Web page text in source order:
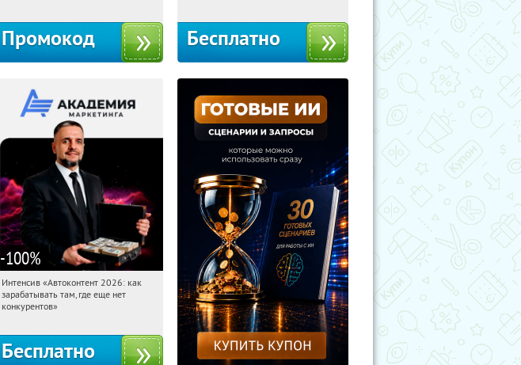
Промокод Бесплатно
-100%
12:57:40 Получили:
Россия
Интенсив «Автоконтент 2026: как
зарабатывать там, где еще нет
конкурентов»
Бесплатно